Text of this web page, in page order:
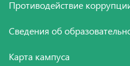
Противодействие
Сведения об
Карта кампуса